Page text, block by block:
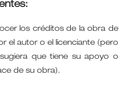
los créditos de la obra de
el autor o el licenciante (pero
que tiene su apoyo o
de su obra).